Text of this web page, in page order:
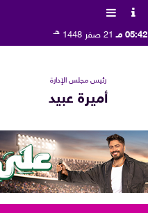
05:42 مـ 21 صفر 1448 هـ
رئيس مجلس الإدارة
أميرة عبيد